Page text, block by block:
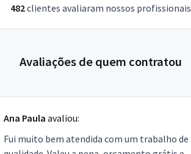
482clientes avaliaram nossos profissionais
Avaliações de quem contratou
Ana Paula avaliou:
Fui muito bem atendida com um trabalho de